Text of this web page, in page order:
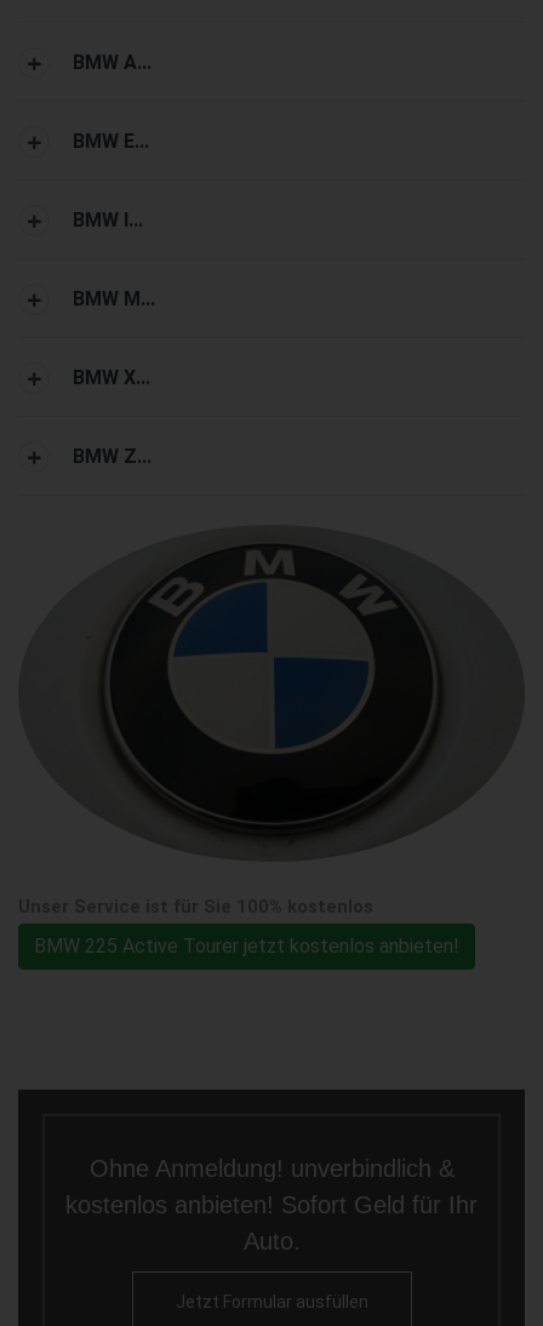
BMW A...
BMW E...
BMW I...
BMW M...
BMW X...
BMW Z...
BMW 225 Active Tourer jetzt kostenlos anbieten!
Ohne Anmeldung! unverbindlich &
kostenlos anbieten! Sofort Geld für Ihr
Auto.
Jetzt Formular ausfüllen